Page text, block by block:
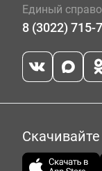
Единый
8 (3022) 715-